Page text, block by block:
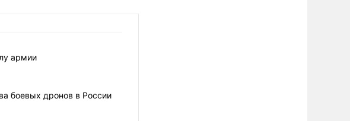
армии
боевых дронов в России